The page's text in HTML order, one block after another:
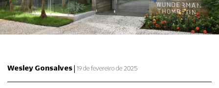
Wesley Gonsalves| 19 de fevereiro de 2025